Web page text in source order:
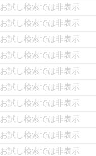
お試し検索では非表示
お試し検索では非表示
お試し検索では非表示
お試し検索では非表示
お試し検索では非表示
お試し検索では非表示
お試し検索では非表示
お試し検索では非表示
お試し検索では非表示
お試し検索では非表示